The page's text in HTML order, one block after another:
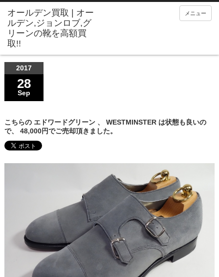
メニュー
2017
28
Sep
こちらの エドワードグリーン 、 WESTMINSTER は状態も良いの
で、 48,000円でご売却頂きました。